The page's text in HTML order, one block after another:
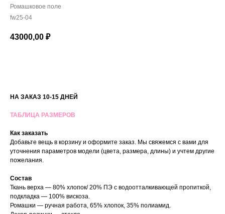
Ромашковое поле
fw25-04
43000,00 ₽
НА ЗАКАЗ 10-15 ДНЕЙ
ТАБЛИЦА РАЗМЕРОВ
Как заказать
Добавьте вещь в корзину и оформите заказ. Мы свяжемся с вами для
уточнения параметров модели (цвета, размера, длины) и учтем другие
пожелания.
Состав
Ткань верха — 80% хлопок/ 20% ПЭ с водоотталкивающей пропиткой,
подкладка — 100% вискоза.
Ромашки — ручная работа, 65% хлопок, 35% полиамид.